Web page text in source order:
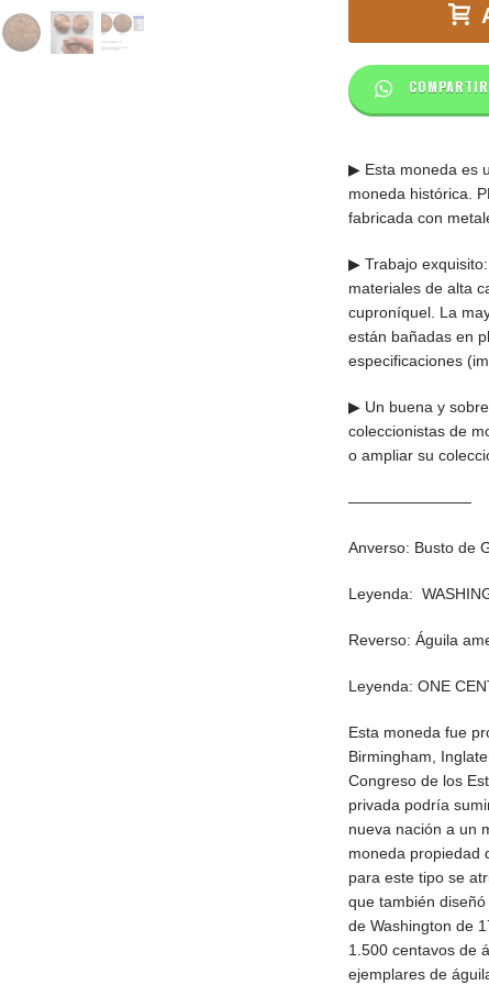
COMPARTIR
▶ Esta moneda es
moneda histórica.
fabricada con
▶ Trabajo
materiales de alta
cuproníquel. La
están bañadas en
especificaciones
▶ Un buena y
coleccionistas de
o ampliar su
————————
Anverso: Busto de
Leyenda:
Reverso: Águila
Leyenda:ONE
Esta moneda fue
Birmingham,
Congreso de los
privada podría
nueva nación a un
moneda propiedad
para este tipo se
que también
de Washington de
1.500 centavos de
ejemplares de